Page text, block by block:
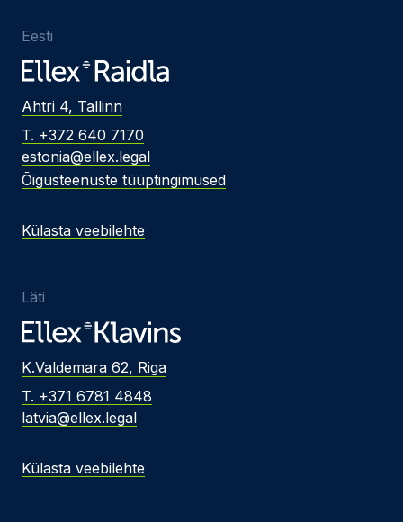
Eesti
Ahtri 4, Tallinn
T. +372 640 7170
estonia@ellex.legal
Õigusteenuste tüüptingimused
Külasta veebilehte
Läti
K.Valdemara 62, Riga
T. +371 6781 4848
latvia@ellex.legal
Külasta veebilehte